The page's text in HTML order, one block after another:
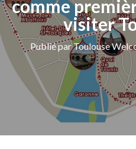
comme
visiter
Publié par Toulouse